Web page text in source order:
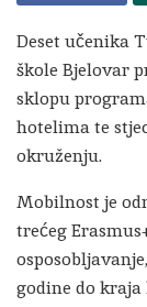
Deset učenika
škole Bjelovar
sklopu
hotelima te
okruženju.
Mobilnost je
trećeg
godine do kraja